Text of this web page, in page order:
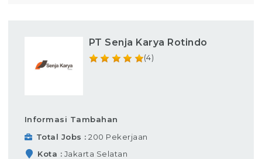
PT Senja Karya Rotindo
(4)
Informasi Tambahan
Total Jobs
200 Pekerjaan
Kota
Jakarta Selatan